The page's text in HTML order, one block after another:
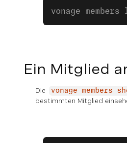
vonage
Ein Mitglied
Die vonage members
bestimmten Mitglied